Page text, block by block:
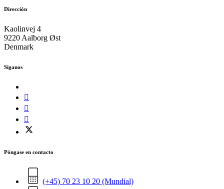
Dirección
Kaolinvej 4
9220 Aalborg Øst
Denmark
Síganos
Póngase en contacto
(+45) 70 23 10 20 (Mundial)